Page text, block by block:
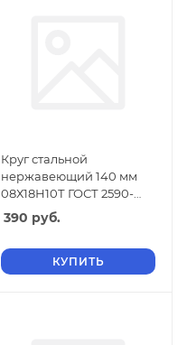
Круг стальной
нержавеющий 140 мм
08Х18Н10Т ГОСТ 2590-
2006
390 руб.
КУПИТЬ